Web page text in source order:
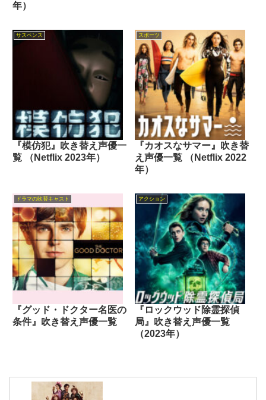
年）
サスペンス
『模仿犯』吹き替え声優一
覧 （Netflix 2023年）
スポーツ
『カオスなサマー』吹き替
え声優一覧 （Netflix 2022
年）
ドラマの吹替キャスト
『グッド・ドクター名医の
条件』吹き替え声優一覧
アクション
『ロックウッド除霊探偵
局』吹き替え声優一覧
（2023年）